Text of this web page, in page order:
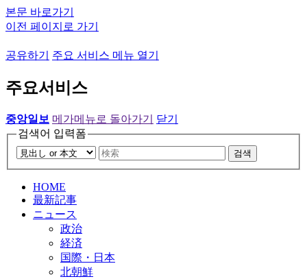
본문 바로가기
이전 페이지로 가기
공유하기 주요 서비스 메뉴 열기
주요서비스
중앙일보 메가메뉴로 돌아가기
닫기
검색어 입력폼
검색
HOME
最新記事
ニュース
政治
経済
国際・日本
北朝鮮